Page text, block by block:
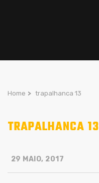
Home > trapalhanca 13
TRAPALHANCA 13
29 MAIO, 2017